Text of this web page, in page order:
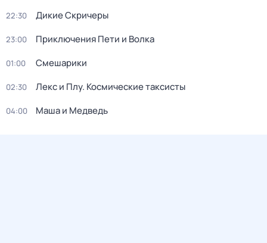
22:30 Дикие Скричеры
23:00 Приключения Пети и Волка
01:00 Смешарики
02:30 Лекс и Плу. Космические таксисты
04:00 Маша и Медведь